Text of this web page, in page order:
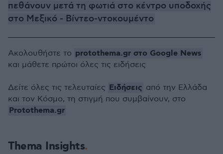
πεθάνουν μετά τη φωτιά στο κέντρο υποδοχής
στο Μεξικό - Βίντεο-ντοκουμέντο
Thema Insights
Ακολουθήστε το protothema.gr στο Google News
και μάθετε πρώτοι όλες τις ειδήσεις
Δείτε όλες τις τελευταίες Ειδήσεις από την Ελλάδα
και τον Κόσμο, τη στιγμή που συμβαίνουν, στο
Protothema.gr